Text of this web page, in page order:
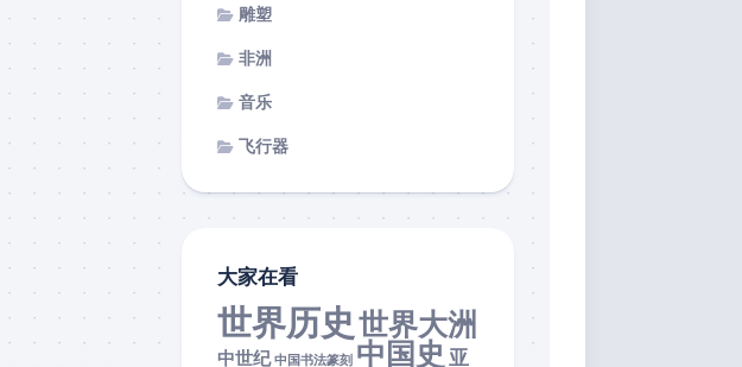
雕塑
非洲
音乐
飞行器
大家在看
世界历史 世界大洲
中世纪 中国书法篆刻 中国史 亚